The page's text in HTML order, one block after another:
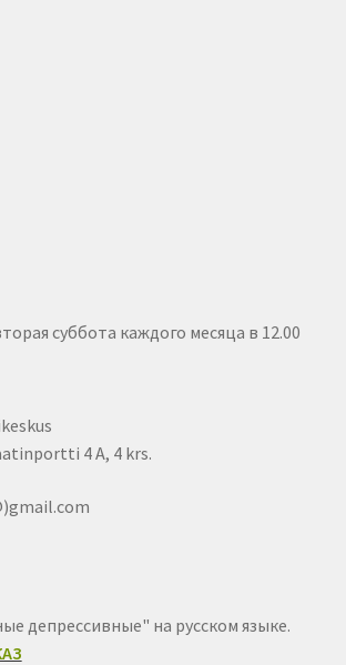
суббота каждого месяца в 12.00
4 A, 4 krs.
депрессивные" на русском языке.